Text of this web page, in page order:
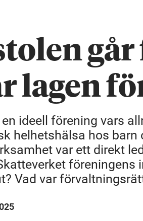
går
lagen
ideell förening vars
helhetshälsa hos barn
var ett direkt
föreningens
Vad var